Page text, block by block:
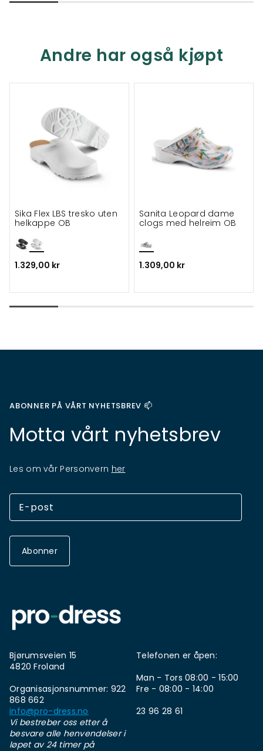
Andre har også kjøpt
Sika Flex LBS tresko uten
helkappe OB
1.329,00 kr
Sanita Leopard dame
clogs med helreim OB
1.309,00 kr
ABONNER PÅ VÅRT NYHETSBREV 📫
Motta vårt nyhetsbrev
Les om vår Personvern her
Abonner
Bjørumsveien 15
4820 Froland
Organisasjonsnummer: 922
868 662
info@pro-dress.no
Vi bestreber oss etter å
besvare alle henvendelser i
løpet av 24 timer på
Telefonen er åpen:
Man - Tors 08:00 - 15:00
Fre - 08:00 - 14:00
23 96 28 61